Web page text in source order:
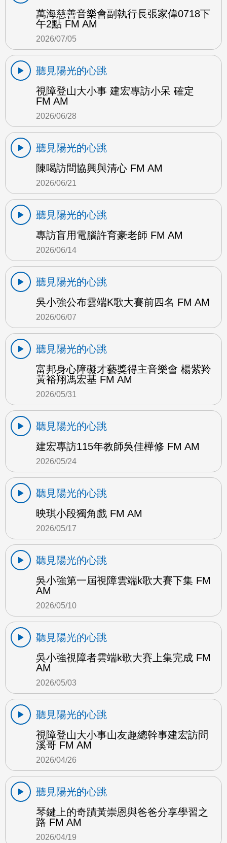
萬海慈善音樂會副執行長張家偉0718下
午2點 FM AM
2026/07/05
聽見陽光的心跳
視障登山大小事 建宏專訪小呆 確定
FM AM
2026/06/28
聽見陽光的心跳
陳喝訪問協興與清心 FM AM
2026/06/21
聽見陽光的心跳
專訪盲用電腦許育豪老師 FM AM
2026/06/14
聽見陽光的心跳
吳小強公布雲端K歌大賽前四名 FM AM
2026/06/07
聽見陽光的心跳
富邦身心障礙才藝獎得主音樂會 楊紫羚
黃裕翔馮宏基 FM AM
2026/05/31
聽見陽光的心跳
建宏專訪115年教師吳佳樺修 FM AM
2026/05/24
聽見陽光的心跳
映琪小段獨角戲 FM AM
2026/05/17
聽見陽光的心跳
吳小強第一屆視障雲端k歌大賽下集 FM
AM
2026/05/10
聽見陽光的心跳
吳小強視障者雲端k歌大賽上集完成 FM
AM
2026/05/03
聽見陽光的心跳
視障登山大小事山友趣總幹事建宏訪問
溪哥 FM AM
2026/04/26
聽見陽光的心跳
琴鍵上的奇蹟黃崇恩與爸爸分享學習之
路 FM AM
2026/04/19